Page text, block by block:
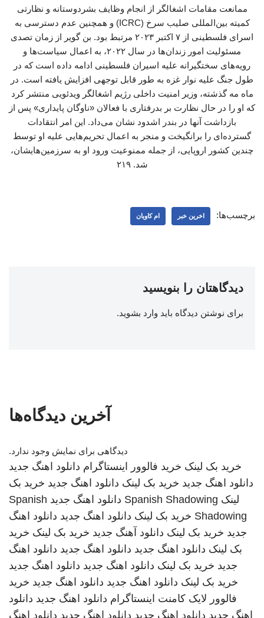
ممانعت مقامات اشغالگر از انجام وظایف بشردوستانه و نظارتی
کمیته بین‌المللی صلیب سرخ (ICRC) و همچنین عدم دسترسی به
اسرای فلسطینی از ۷ اکتبر ۲۰۲۳ مرتبط بود. بن گویر از زمان تصدی
مسئولیت امور زندان‌ها در سال ۲۰۲۲، به اعمال سیاست‌ها و
رویه‌های سختگیرانه علیه اسیران فلسطینی ادامه داده است که در
طول جنگ علیه نوار غزه به طور قابل توجهی افزایش یافته است. در
ماه مه گذشته، وزیر امنیت داخلی رژیم اشغالگر ویدئویی منتشر کرد
که او را در حال نظارت بر بدرفتاری با فعالان «ناوگان پایداری» پس از
بازداشت آنها در بندر اشدود نشان می‌داد. این امر انتقادات
گسترده‌ای را برانگیخت و منجر به اعمال تحریم‌هایی علیه او توسط
چندین کشور اروپایی، از جمله ممنوعیت ورود او به سرزمین‌هایشان،
شد. ۲۱۹
برچسب‌ها: اخرین خبر ام کاویان
دیدگاهتان را بنویسید
برای نوشتن دیدگاه باید وارد بشوید.
آخرین دیدگاه‌ها
دیدگاهی برای نمایش وجود ندارد.
خرید بک لینک خرید فالوور اینستاگرام دانلود اهنگ جدید
دانلود اهنگ جدید خرید بک لینک دانلود اهنگ جدید خرید بک
لینک Spanish Shadowing دانلود اهنگ جدید Spanish
Shadowing خرید بک لینک دانلود اهنگ جدید دانلود اهنگ
جدید خرید بک لینک دانلود آهنگ جدید خرید بک لینک خرید
بک لینک دانلود اهنگ جدید دانلود اهنگ جدید دانلود اهنگ
جدید خرید بک لینک دانلود اهنگ جدید دانلود اهنگ جدید
خرید بک لینک دانلود اهنگ جدید دانلود اهنگ جدید خرید
فالوور لایک کامنت اینستاگرام دانلود اهنگ جدید دانلود
اهنگ جدید دانلود اهنگ جدید دانلود اهنگ جدید دانلود اهنگ